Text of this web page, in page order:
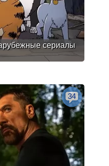
сериалы
34